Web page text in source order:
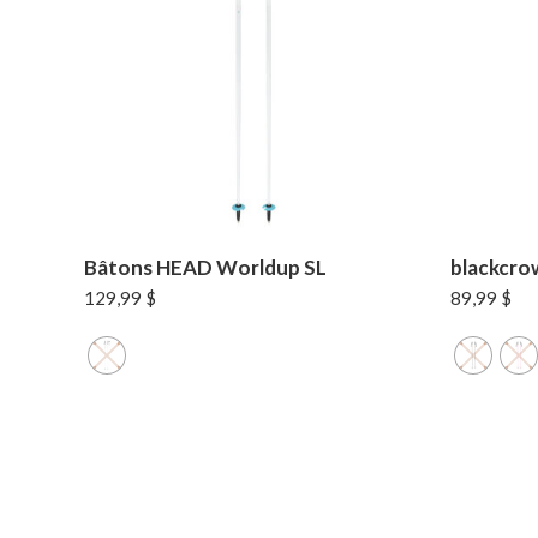
Bâtons HEAD Worldup SL
129,99 $ 89,99 $